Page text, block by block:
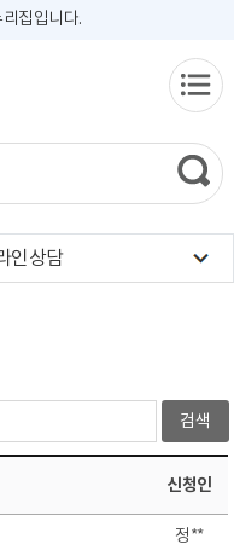
집입니다.
인상담
신청인
정**